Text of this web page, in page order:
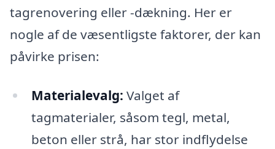
tagrenovering eller -dækning. Her er
nogle af de væsentligste faktorer, der kan
påvirke prisen:
Materialevalg: Valget af
tagmaterialer, såsom tegl, metal,
beton eller strå, har stor indflydelse